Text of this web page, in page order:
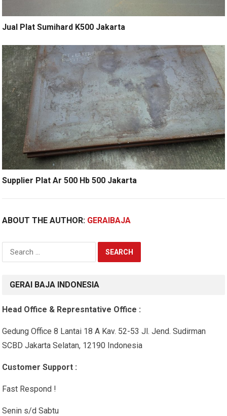
Jual Plat Sumihard K500 Jakarta
Supplier Plat Ar 500 Hb 500 Jakarta
ABOUT THE AUTHOR: GERAIBAJA
for:
GERAI BAJA INDONESIA
Head Office & Represntative Office :
Gedung Office 8 Lantai 18 A Kav. 52-53 Jl. Jend. Sudirman
SCBD Jakarta Selatan, 12190 Indonesia
Customer Support :
Fast Respond !
Senin s/d Sabtu